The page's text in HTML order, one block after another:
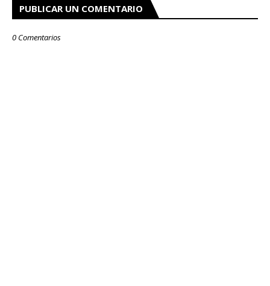
PUBLICAR UN COMENTARIO
0 Comentarios